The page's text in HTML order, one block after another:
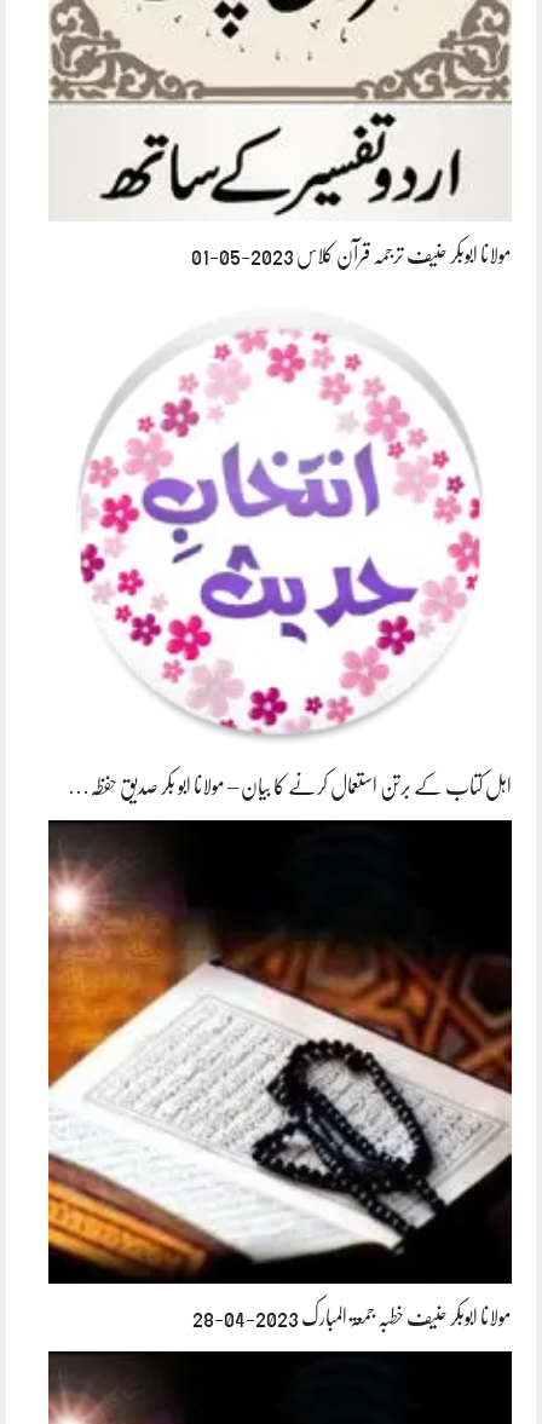
مولانا ابوبکر حنیف ترجمہ قرآن کلاس 2023-05-01
اہل کتاب کے برتن استعمال کرنے کا بیان – مولانا ابو بکر صدیق حفظہ…
مولانا ابوبکر حنیف خطبہ جمعۃ المبارک 2023-04-28